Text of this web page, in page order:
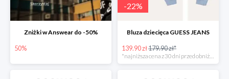
Zniżki w Answear do -50%
50%
-22%
Bluza dziecięca GUESS JEANS
139.90 zł179.90 zł*